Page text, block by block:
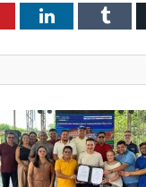
LinkedIn